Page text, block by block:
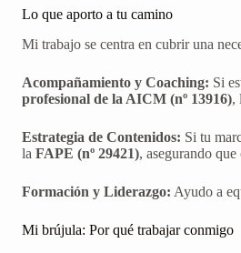
Lo que aporto a tu camino
Mi trabajo se centra en cubrir una
Acompañamiento y Coaching: Si
profesional de la AICM (nº 13916),
Estrategia de Contenidos: Si tu
la FAPE (nº 29421), asegurando
Formación y Liderazgo: Ayudo a
Mi brújula: Por qué trabajar conmigo